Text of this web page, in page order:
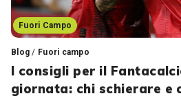
Fuori Campo
Blog / Fuori campo
I consigli per il
giornata: chi schierare e